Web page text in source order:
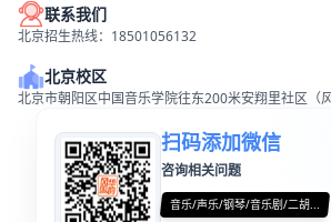
联系我们
北京招生热线：18501056132
北京校区
北京市朝阳区中国音乐学院往东200米安翔里社区（
扫码添加微信
咨询相关问题
音乐/声乐/钢琴/音乐剧/二胡...